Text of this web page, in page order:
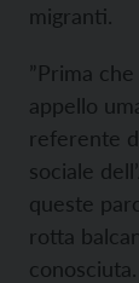
migranti.
”Prima
appello
referente
sociale
queste
rotta